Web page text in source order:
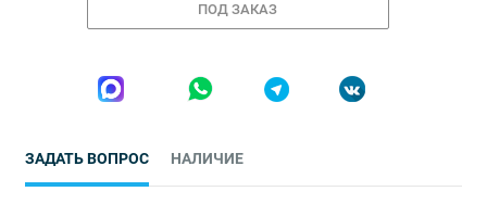
ПОД ЗАКАЗ
ЗАДАТЬ ВОПРОС НАЛИЧИЕ